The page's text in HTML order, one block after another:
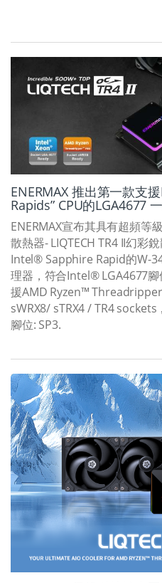
ENERMAX 推出第一款支
Rapids” CPU的LGA4677
ENERMAX宣布其具有超頻等
散熱器- LIQTECH TR4 II幻彩
Intel® Sapphire Rapid的W-
理器，符合Intel® LGA4677
援AMD Ryzen™
sWRX8/ sTRX4 / TR4
腳位: SP3.